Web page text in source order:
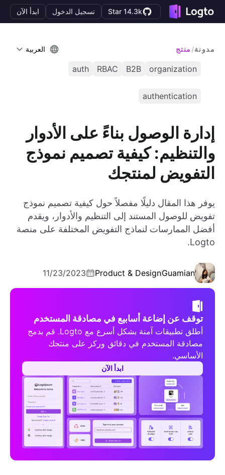
Star 14.3k تسجيل الدخول ابدأ الآن
مدونة/ منتج العربية
organization
B2B
RBAC
auth
authentication
إدارة الوصول بناءً على الأدوار
والتنظيم: كيفية تصميم نموذج
التفويض لمنتجك
يوفر هذا المقال دليلًا مفصلاً حول كيفية تصميم نموذج
تفويض للوصول المستند إلى التنظيم والأدوار، ويقدم
أفضل الممارسات لنماذج التفويض المختلفة على منصة
Logto.
Guamian
Product & Design
11/23/2023
توقف عن إضاعة أسابيع في مصادقة المستخدم
أطلق تطبيقات آمنة بشكل أسرع مع Logto. قم بدمج
مصادقة المستخدم في دقائق وركز على منتجك
الأساسي.
ابدأ الآن